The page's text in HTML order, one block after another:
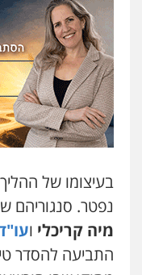
עו"ד
פלילי
פלילי
עו"ד
פלילי
בעיצומו של
נפטר. סנגוריהם
מיה קריכלי ו
התביעה להסדר